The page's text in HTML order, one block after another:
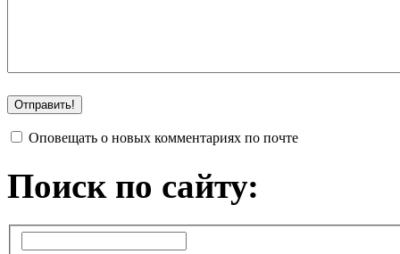
Оповещать о новых комментариях по почте
Поиск по сайту: